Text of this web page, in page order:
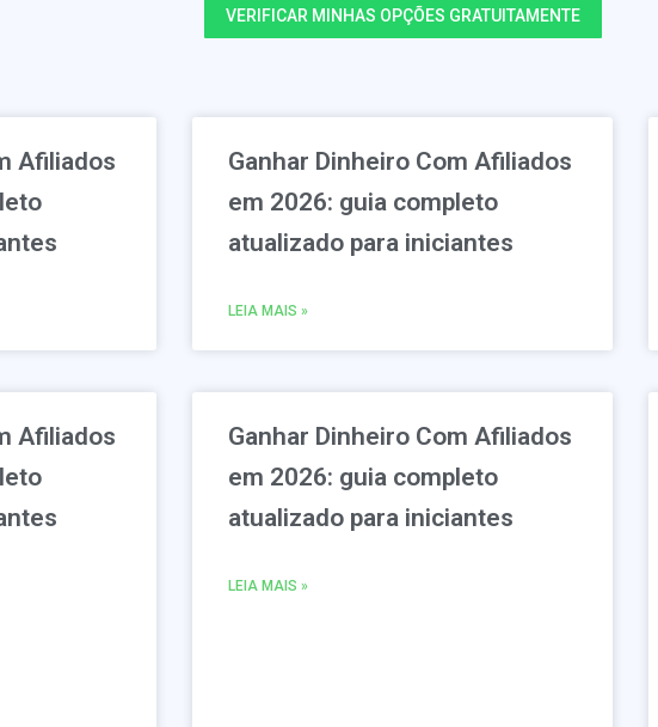
VERIFICAR MINHAS OPÇÕES GRATUITAMENTE
Afiliados
Ganhar Dinheiro Com Afiliados
em 2026: guia completo
atualizado para iniciantes
LEIA MAIS »
Afiliados
Ganhar Dinheiro Com Afiliados
em 2026: guia completo
atualizado para iniciantes
LEIA MAIS »